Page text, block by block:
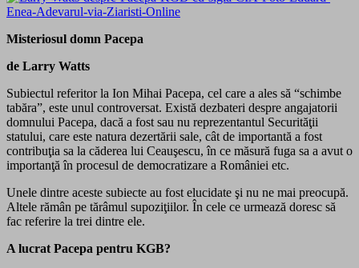
Misteriosul domn Pacepa
de Larry Watts
Subiectul referitor la Ion Mihai Pacepa, cel care a ales să “schimbe
tabăra”, este unul controversat. Există dezbateri despre angajatorii
domnului Pacepa, dacă a fost sau nu reprezentantul Securităţii
statului, care este natura dezertării sale, cât de importantă a fost
contribuţia sa la căderea lui Ceauşescu, în ce măsură fuga sa a avut o
importanţă în procesul de democratizare a României etc.
Unele dintre aceste subiecte au fost elucidate şi nu ne mai preocupă.
Altele rămân pe tărâmul supoziţiilor. În cele ce urmează doresc să
fac referire la trei dintre ele.
A lucrat Pacepa pentru KGB?